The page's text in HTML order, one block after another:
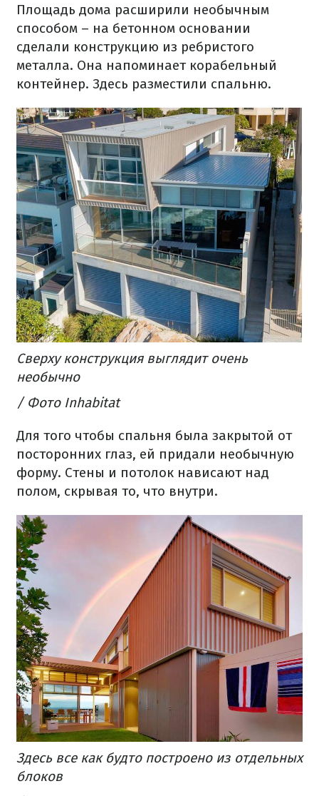
Площадь дома расширили необычным
способом – на бетонном основании
сделали конструкцию из ребристого
металла. Она напоминает корабельный
контейнер. Здесь разместили спальню.
Сверху конструкция выглядит очень
необычно
/ Фото Inhabitat
Для того чтобы спальня была закрытой от
посторонних глаз, ей придали необычную
форму. Стены и потолок нависают над
полом, скрывая то, что внутри.
Здесь все как будто построено из отдельных
блоков